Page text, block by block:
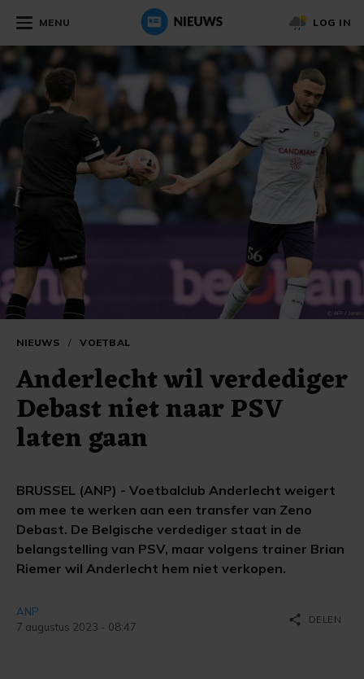
MENU LOG IN
NIEUWS / VOETBAL
Anderlecht wil verdediger
Debast niet naar PSV
laten gaan
BRUSSEL (ANP) - Voetbalclub Anderlecht weigert
om mee te werken aan een transfer van Zeno
Debast. De Belgische verdediger staat in de
belangstelling van PSV, maar volgens trainer Brian
Riemer wil Anderlecht hem niet verkopen.
ANP
7 augustus 2023 - 08:47
share DELEN